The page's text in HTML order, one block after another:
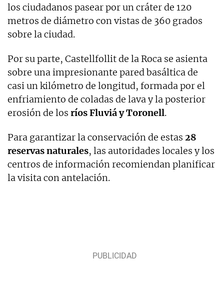
los ciudadanos pasear por un cráter de 120
metros de diámetro con vistas de 360 ​​grados
sobre la ciudad.
Por su parte, Castellfollit de la Roca se asienta
sobre una impresionante pared basáltica de
casi un kilómetro de longitud, formada por el
enfriamiento de coladas de lava y la posterior
erosión de los ríos Fluviá y Toronell.
Para garantizar la conservación de estas 28
reservas naturales, las autoridades locales y los
centros de información recomiendan planificar
la visita con antelación.